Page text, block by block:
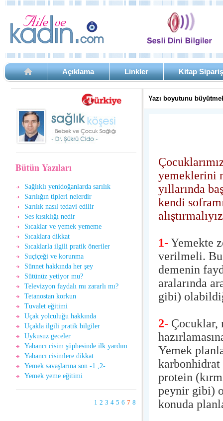
Açıklama Linkler Kitap
Bütün Yazıları
Sağlıklı yenidoğanlarda sarılık
Sarılığın tipleri nelerdir
Sarılık nasıl tedavi edilir
Ses kısıklığı nedir
Sıcaklar ve yemek yememe
Sıcaklara dikkat
Sıcaklarla ilgili pratik öneriler
Suçiçeği ve korunma
Sünnet hakkında her şey
Sütünüz yetiyor mu?
Televizyon faydalı mı zararlı mı?
Tetanostan korkun
Tuvalet eğitimi
Uçak yolculuğu hakkında
Uçakla ilgili pratik bilgiler
Uykusuz geceler
Yabancı cisim şüphesinde ilk yardım
Yabancı cisimlere dikkat
Yemek savaşlarına son -1 ,2-
Yemek yeme eğitimi
1 2 3 4 5 6 7 8
Yazı boyutunu
yemeklerini
yıllarında
kendi
1-Yemekte
verilmeli. Bu
demenin
aralarında
gibi)
2- Çocuklar,
Yemek
protein
peynir gibi)
konuda